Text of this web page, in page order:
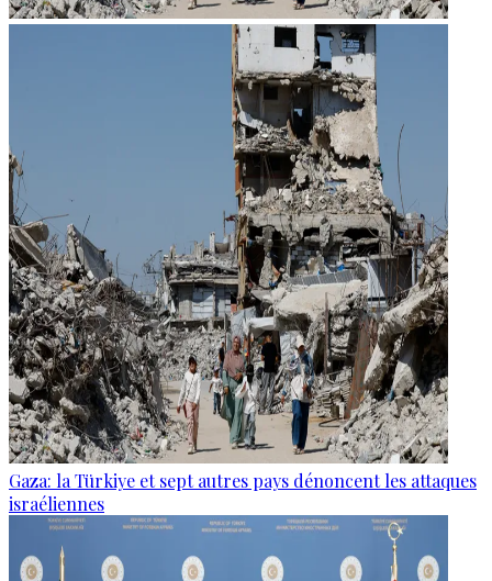
Gaza: la Türkiye et sept autres pays dénoncent les attaques
israéliennes